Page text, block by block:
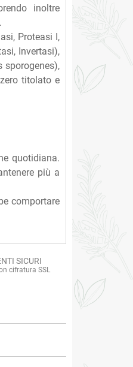
inoltre
Proteasi I,
Invertasi),
titolato e
quotidiana.
più a
comportare
SICURI
cifratura SSL